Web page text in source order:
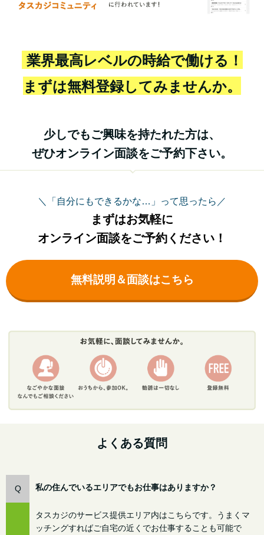
業界最高レベルの時給で働ける！
まずは無料登録してみませんか。
少しでもご興味を持たれた方は、
ぜひオンライン面談をご予約下さい。
＼「自分にもできるかな…」って思ったら／
まずはお気軽に
オンライン面談をご予約ください！
無料説明＆面談はこちら
よくある質問
Q 私の住んでいるエリアでもお仕事はありますか？
タスカジのサービス提供エリア内はこちらです。うまくマ
ッチングすればご自宅の近くでお仕事することも可能で